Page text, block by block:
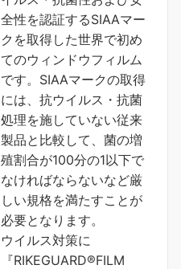
全性を認証するSIAAマー
クを取得した世界で初め
てのウィンドウフィルム
です。SIAAマークの取得
には、抗ウイルス・抗菌
処理を施していない従来
製品と比較して、菌の増
殖割合が100分の1以下で
なければならないなど厳
しい規格を満たすことが
必要となります。
ウイルス対策に
『RIKEGUARD®FILM